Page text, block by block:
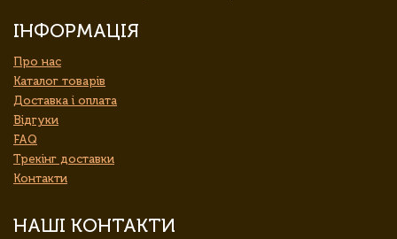
ІНФОРМАЦІЯ
Про нас
Каталог товарів
Доставка і оплата
Відгуки
FAQ
Трекінг доставки
Контакти
НАШІ КОНТАКТИ